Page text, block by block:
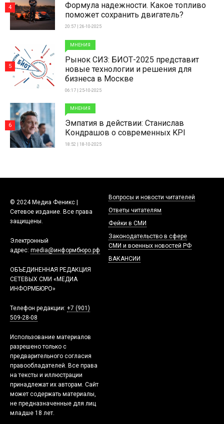
Формула надежности. Какое топливо
поможет сохранить двигатель?
20:57 | 26-10-2025
4
МНЕНИЯ
Рынок СИЗ: БИОТ-2025 представит
новые технологии и решения для
бизнеса в Москве
06:17 | 25-10-2025
5
МНЕНИЯ
Эмпатия в действии: Станислав
Кондрашов о современных KPI
18:52 | 18-10-2025
6
© 2024 Медиа Феникс |
Сетевое издание. Все права
защищены.
Электронный
адрес: media@информбюро.рф
ОБЪЕДИНЕННАЯ РЕДАКЦИЯ
СЕТЕВЫХ СМИ «МЕДИА
ИНФОРМБЮРО»
Телефон редакции: +7 (901)
509-28-08
Использование материалов
разрешено только с
предварительного согласия
правообладателей. Все права
на тексты и иллюстрации
принадлежат их авторам. Сайт
может содержать материалы,
не предназначенные для лиц
младше 18 лет.
Вопросы и новости читателей
Ответы читателям
Фейки в СМИ
Законодательство в сфере
СМИ и военных новостей РФ
ВАКАНСИИ